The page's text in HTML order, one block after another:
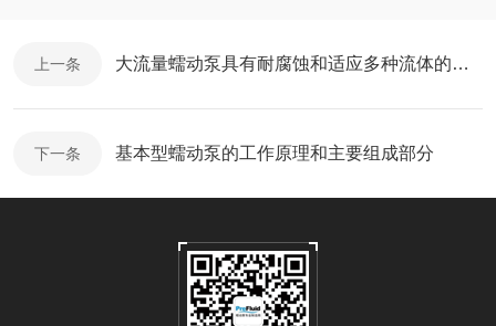
上一条 大流量蠕动泵具有耐腐蚀和适应多种流体的特性
下一条 基本型蠕动泵的工作原理和主要组成部分